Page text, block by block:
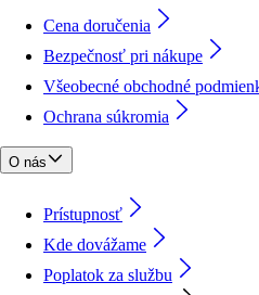
Cena doručenia
Bezpečnosť pri nákupe
Všeobecné obchodné
Ochrana súkromia
O nás
Prístupnosť
Kde dovážame
Poplatok za službu